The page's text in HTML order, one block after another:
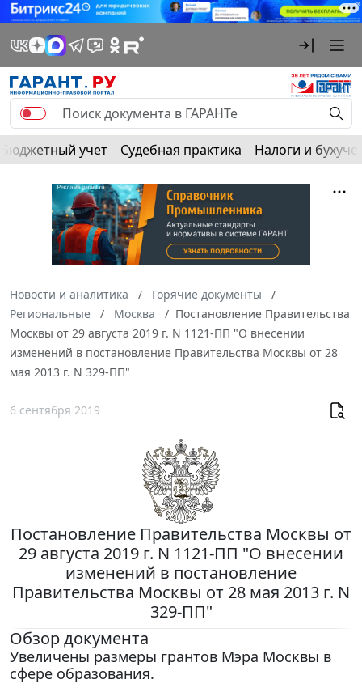
Бюджетный учет Судебная практика Налоги и
Новости и аналитика
Горячие документы
Региональные
Москва
Постановление Правительства
Москвы от 29 августа 2019 г. N 1121-ПП "О внесении
изменений в постановление Правительства Москвы от 28
мая 2013 г. N 329-ПП"
6 сентября 2019
Постановление Правительства Москвы от
29 августа 2019 г. N 1121-ПП "О внесении
изменений в постановление
Правительства Москвы от 28 мая 2013 г. N
329-ПП"
Обзор документа
Увеличены размеры грантов Мэра Москвы в
сфере образования.